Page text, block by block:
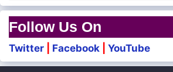
Credit Aagum Andre
Debit Aagum Vazhvil
Kdanaalil Endre Sonnane
Follow Us On
Twitter Facebook YouTube